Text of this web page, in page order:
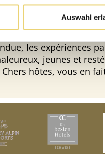
Auswahl
facettes du Lenkerhof
et de tension,
les expériences
jeunes et
hôtes, vous en